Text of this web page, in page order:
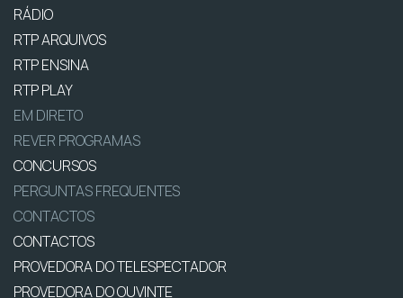
RÁDIO
RTP ARQUIVOS
RTP ENSINA
RTP PLAY
EM DIRETO
REVER PROGRAMAS
CONCURSOS
PERGUNTAS FREQUENTES
CONTACTOS
CONTACTOS
PROVEDORA DO TELESPECTADOR
PROVEDORA DO OUVINTE